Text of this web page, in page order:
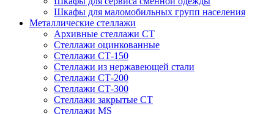
Шкафы для маломобильных групп населения
Металлические стеллажи
Архивные стеллажи СТ
Стеллажи оцинкованные
Стеллажи СТ-150
Стеллажи из нержавеющей стали
Стеллажи СТ-200
Стеллажи СТ-300
Стеллажи закрытые СТ
Стеллажи MS